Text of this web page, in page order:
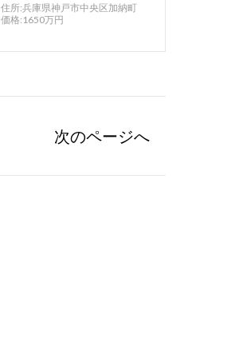
住所:兵庫県神戸市中央区加納町
価格:1650万円
次のページへ